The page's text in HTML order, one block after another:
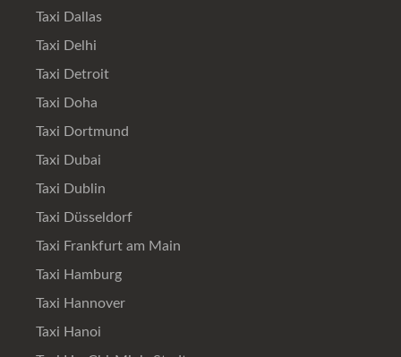
Taxi Dallas
Taxi Delhi
Taxi Detroit
Taxi Doha
Taxi Dortmund
Taxi Dubai
Taxi Dublin
Taxi Düsseldorf
Taxi Frankfurt am Main
Taxi Hamburg
Taxi Hannover
Taxi Hanoi